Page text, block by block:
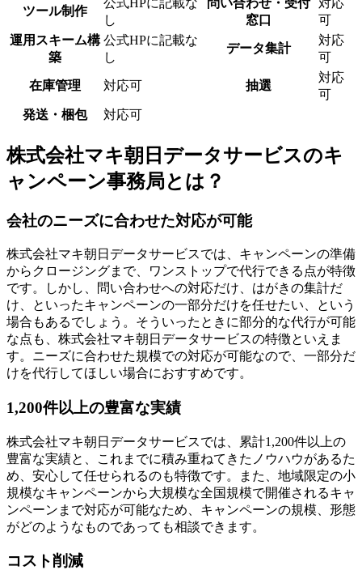
ツール制作
し
窓口
可
運用スキーム構
築
公式HPに記載な
し
データ集計
対応
可
在庫管理 対応可 抽選
対応
可
発送・梱包
対応可
株式会社マキ朝日データサービスのキ
ャンペーン事務局とは？
会社のニーズに合わせた対応が可能
株式会社マキ朝日データサービスでは、キャンペーンの準備
からクロージングまで、ワンストップで代行できる点が特徴
です。しかし、問い合わせへの対応だけ、はがきの集計だ
け、といったキャンペーンの一部分だけを任せたい、という
場合もあるでしょう。そういったときに部分的な代行が可能
な点も、株式会社マキ朝日データサービスの特徴といえま
す。 ニーズに合わせた規模での対応が可能なので、一部分だ
けを代行してほしい場合におすすめです。
1,200件以上の豊富な実績
株式会社マキ朝日データサービスでは、
累計1,200件以上の
豊富な実績と、これまでに積み重ねてきたノウハウがあるた
め、安心して任せられるのも特徴です。また、地域限定の小
規模なキャンペーンから大規模な全国規模で開催されるキャ
ンペーンまで対応が可能なため、キャンペーンの規模、形態
がどのようなものであっても相談できます。
コスト削減